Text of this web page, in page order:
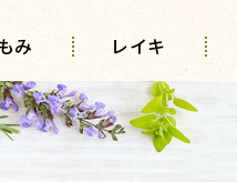
み レイキ